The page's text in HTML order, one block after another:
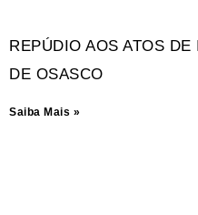
REPÚDIO AOS ATOS
DE OSASCO
Saiba Mais »